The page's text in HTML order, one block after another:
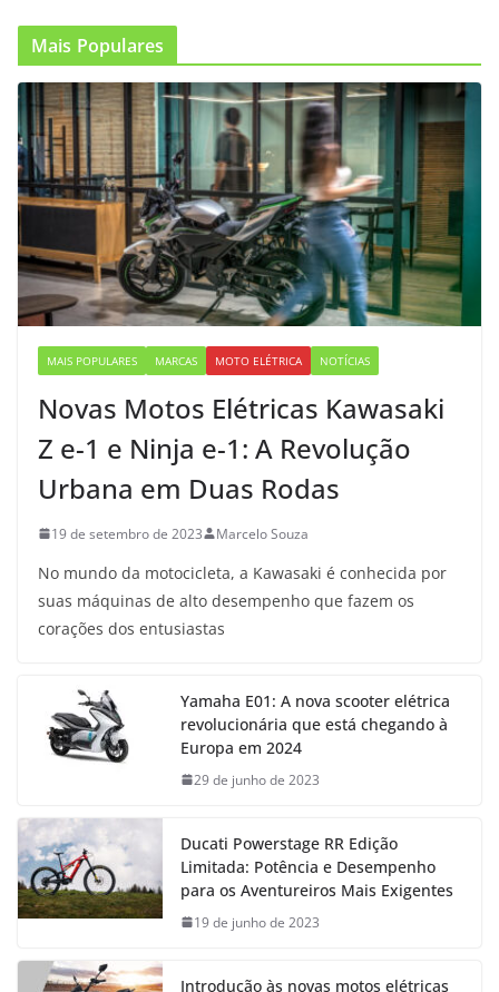
Mais Populares
MAIS POPULARES MARCAS MOTO ELÉTRICA NOTÍCIAS
Novas Motos Elétricas Kawasaki
Z e-1 e Ninja e-1: A Revolução
Urbana em Duas Rodas
19 de setembro de 2023 Marcelo Souza
No mundo da motocicleta, a Kawasaki é conhecida por
suas máquinas de alto desempenho que fazem os
corações dos entusiastas
Yamaha E01: A nova scooter elétrica
revolucionária que está chegando à
Europa em 2024
29 de junho de 2023
Ducati Powerstage RR Edição
Limitada: Potência e Desempenho
para os Aventureiros Mais Exigentes
19 de junho de 2023
Introdução às novas motos elétricas